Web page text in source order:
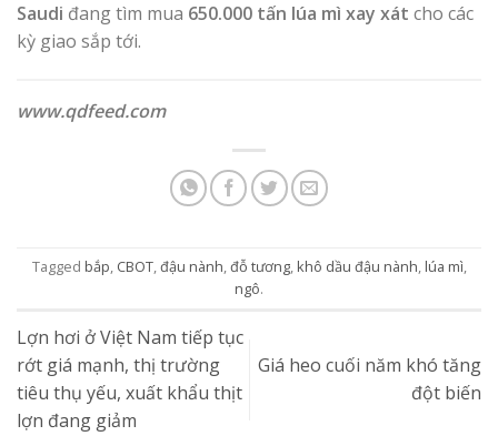
Saudi đang tìm mua 650.000 tấn lúa mì xay xát cho các
kỳ giao sắp tới.
www.qdfeed.com
Tagged bắp, CBOT,đậu nành,đỗ tương, khô dầu đậu nành, lúa mì,
ngô.
Lợn hơi ở Việt Nam tiếp tục
rớt giá mạnh, thị trường
tiêu thụ yếu, xuất khẩu thịt
lợn đang giảm
Giá heo cuối năm khó tăng
đột biến